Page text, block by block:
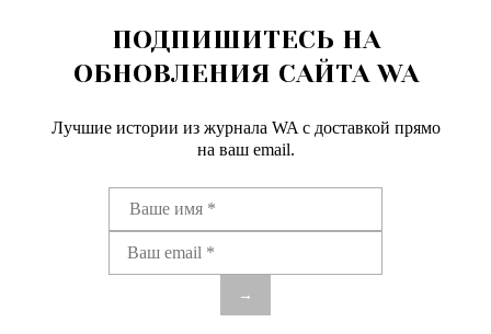
ПОДПИШИТЕСЬ НА
ОБНОВЛЕНИЯ САЙТА WA
Лучшие истории из журнала WA c доставкой прямо
на ваш email.
→